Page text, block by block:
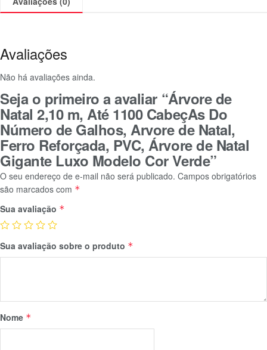
Avaliações
Não há avaliações ainda.
Seja o primeiro a avaliar “Árvore de
Natal 2,10 m, Até 1100 CabeçAs Do
Número de Galhos, Arvore de Natal,
Ferro Reforçada, PVC, Árvore de Natal
Gigante Luxo Modelo Cor Verde”
O seu endereço de e-mail não será publicado. Campos obrigatórios
são marcados com *
Sua avaliação *
Sua avaliação sobre o produto *
Nome *